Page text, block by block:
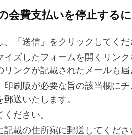
会費支払いを停止するに
「送信」をクリックしてくだ
ズしたフォームを開くリンク
ンクが記載されたメールも届
刷版が必要な旨の該当欄にチ
送いたします。
ださい。
載の住所宛に郵送してくださ